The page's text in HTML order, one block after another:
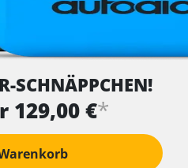
SCHNÄPPCHEN!
129,00 €*